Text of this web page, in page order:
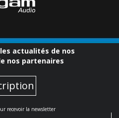
actualités de nos
nos partenaires
recevoir la newsletter